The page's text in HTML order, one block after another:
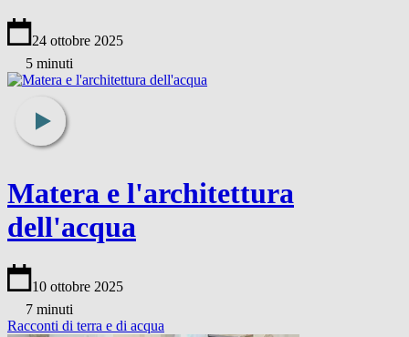
24 ottobre 2025
5 minuti
Matera e l'architettura
dell'acqua
10 ottobre 2025
7 minuti
Racconti di terra e di acqua